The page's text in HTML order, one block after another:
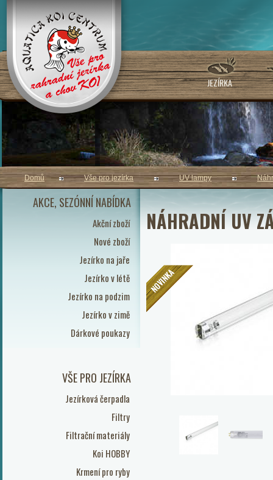
JEZÍRKA
AKCE, SEZÓNNÍ NABÍDKA
Akční zboží
Nové zboží
Jezírko na jaře
Jezírko v létě
Jezírko na podzim
Jezírko v zimě
Dárkové poukazy
VŠE PRO JEZÍRKA
Jezírková čerpadla
Filtry
Filtrační materiály
Koi HOBBY
Krmení pro ryby
Domů Vše pro jezírka UV lampy
NÁHRADNÍ UV